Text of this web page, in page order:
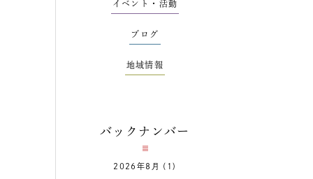
イベント・活動
ブログ
地域情報
バックナンバー
2026年8月 (1)